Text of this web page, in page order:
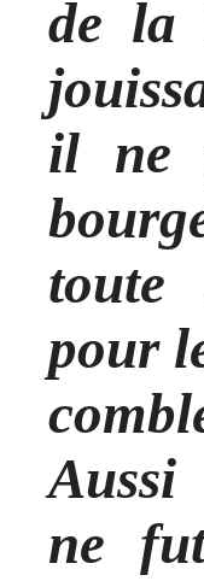
de la
il ne
toute
pour
Aussi
ne